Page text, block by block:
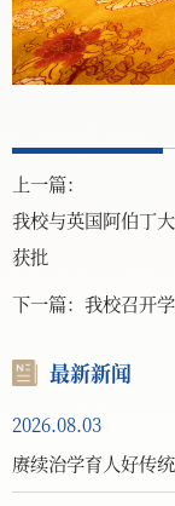
上一篇：
我校与英国阿伯丁
获批
下一篇： 我校召开
最新新闻
2026.08.03
赓续治学育人好传统